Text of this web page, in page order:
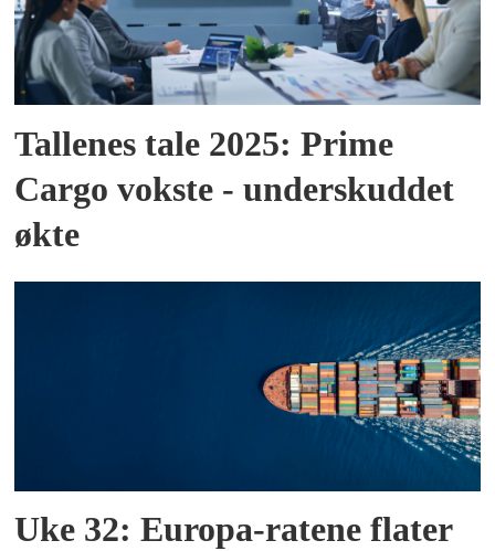
Tallenes tale 2025: Prime
Cargo vokste - underskuddet
økte
Uke 32: Europa-ratene flater